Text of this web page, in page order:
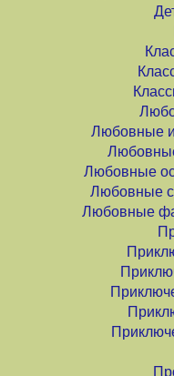
Любовные
Любовные
Любовные
Любовные